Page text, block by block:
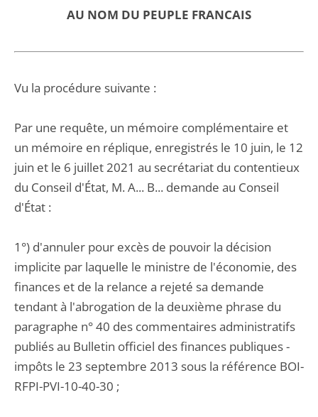
AU NOM DU PEUPLE FRANCAIS
Vu la procédure suivante :
Par une requête, un mémoire complémentaire et
un mémoire en réplique, enregistrés le 10 juin, le 12
juin et le 6 juillet 2021 au secrétariat du contentieux
du Conseil d'État, M. A... B... demande au Conseil
d'État :
1°) d'annuler pour excès de pouvoir la décision
implicite par laquelle le ministre de l'économie, des
finances et de la relance a rejeté sa demande
tendant à l'abrogation de la deuxième phrase du
paragraphe n° 40 des commentaires administratifs
publiés au Bulletin officiel des finances publiques -
impôts le 23 septembre 2013 sous la référence BOI-
RFPI-PVI-10-40-30 ;